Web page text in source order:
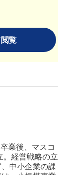
覧
業後、マスコ
。経営戦略の立
中小企業の課